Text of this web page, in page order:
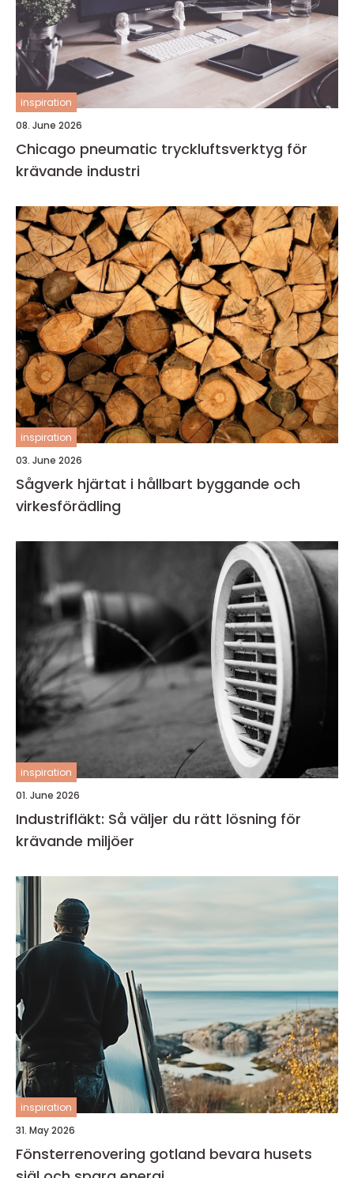
inspiration
08. June 2026
Chicago pneumatic tryckluftsverktyg för
krävande industri
inspiration
03. June 2026
Sågverk hjärtat i hållbart byggande och
virkesförädling
inspiration
01. June 2026
Industrifläkt: Så väljer du rätt lösning för
krävande miljöer
inspiration
31. May 2026
Fönsterrenovering gotland bevara husets